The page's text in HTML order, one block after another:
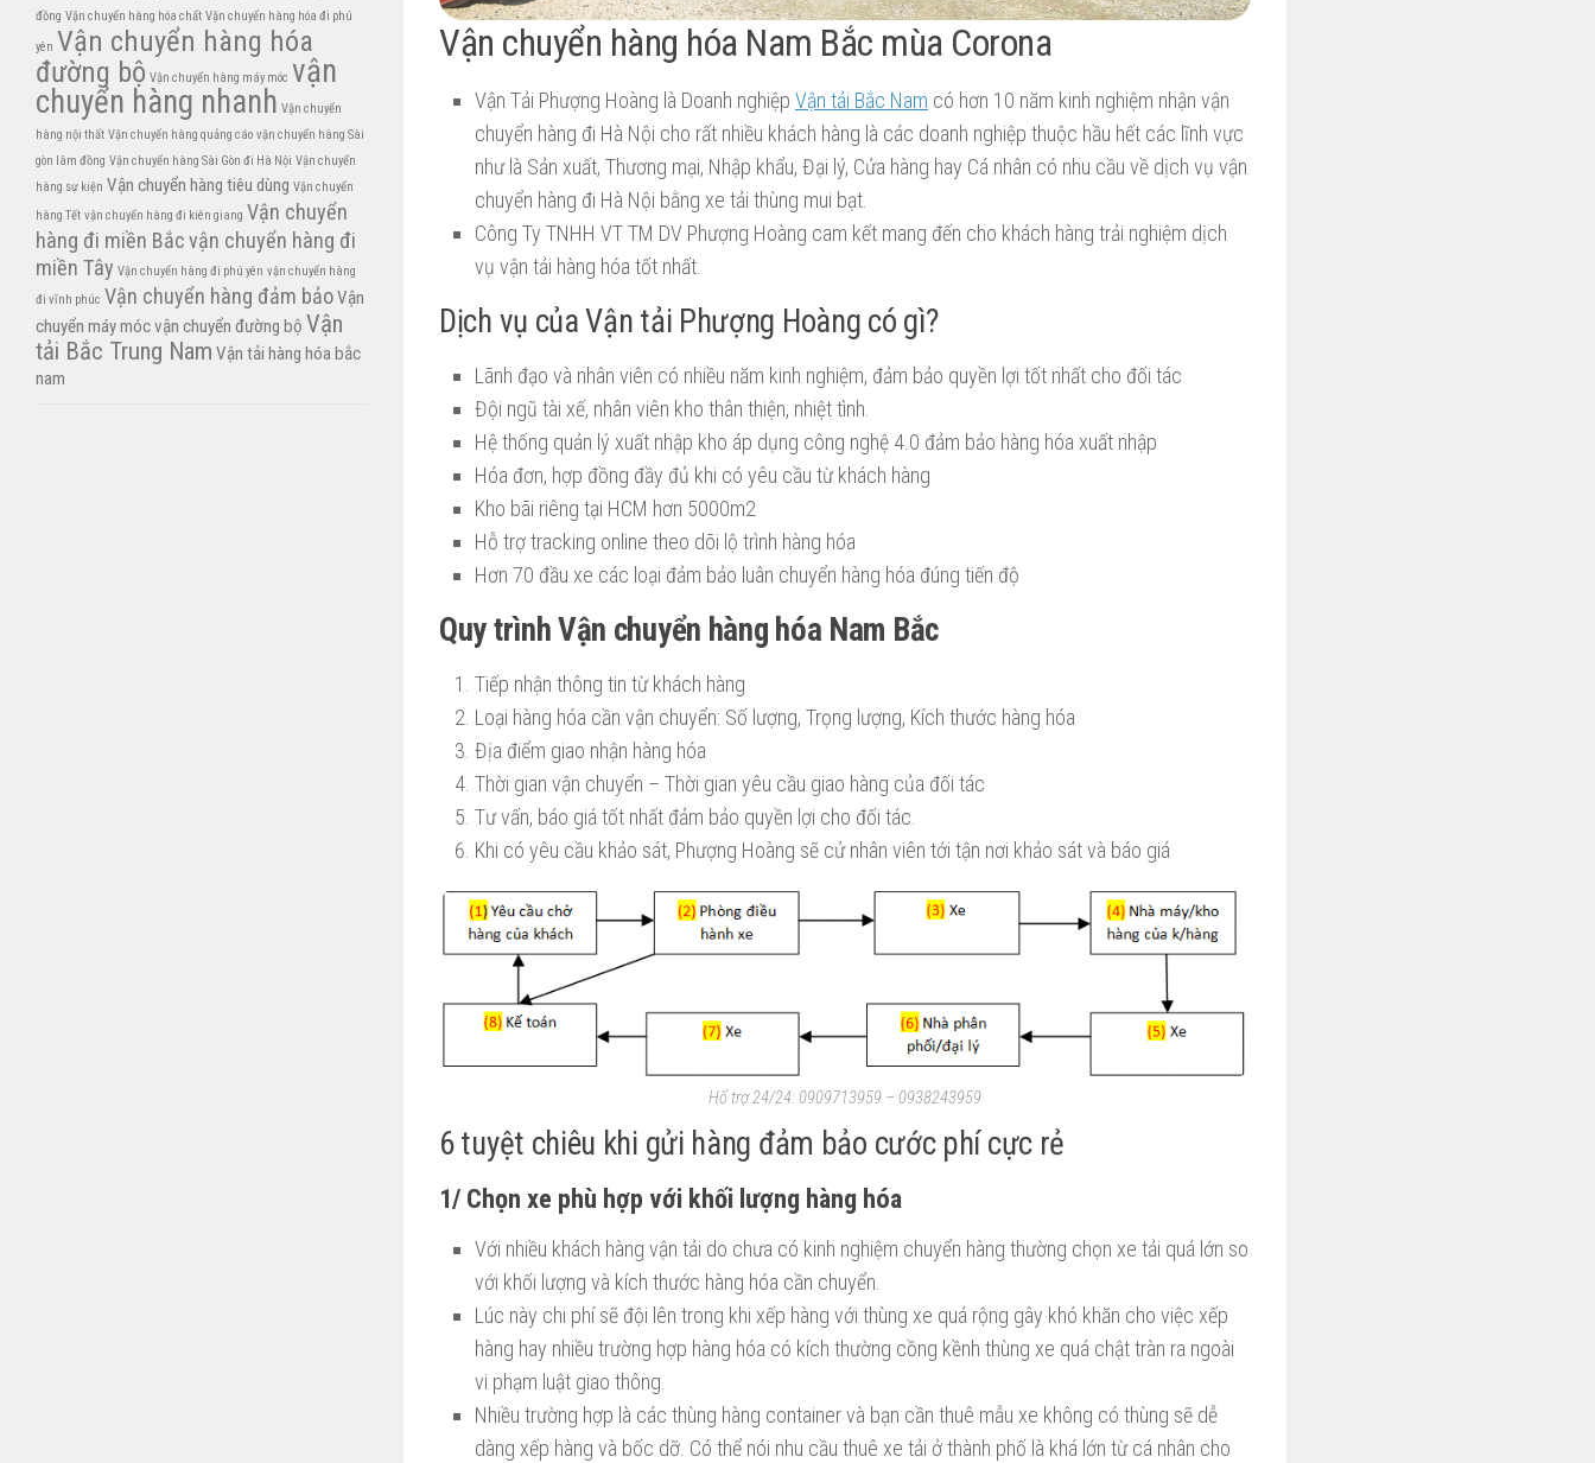
Vận chuyển hàng hóa Nam Bắc mùa Corona
Vận Tải Phượng Hoàng là Doanh nghiệp Vận tải Bắc Nam có hơn 10 năm kinh nghiệm nhận vận
chuyển hàng đi Hà Nội cho rất nhiều khách hàng là các doanh nghiệp thuộc hầu hết các lĩnh vực
như là Sản xuất, Thương mại, Nhập khẩu, Đại lý, Cửa hàng hay Cá nhân có nhu cầu về dịch vụ vận
chuyển hàng đi Hà Nội bằng xe tải thùng mui bạt.
Công Ty TNHH VT TM DV Phượng Hoàng cam kết mang đến cho khách hàng trải nghiệm dịch
vụ vận tải hàng hóa tốt nhất.
Dịch vụ của Vận tải Phượng Hoàng có gì?
Lãnh đạo và nhân viên có nhiều năm kinh nghiệm, đảm bảo quyền lợi tốt nhất cho đối tác
Đội ngũ tài xế, nhân viên kho thân thiện, nhiệt tình.
Hệ thống quản lý xuất nhập kho áp dụng công nghệ 4.0 đảm bảo hàng hóa xuất nhập
Hóa đơn, hợp đồng đầy đủ khi có yêu cầu từ khách hàng
Kho bãi riêng tại HCM hơn 5000m2
Hỗ trợ tracking online theo dõi lộ trình hàng hóa
Hơn 70 đầu xe các loại đảm bảo luân chuyển hàng hóa đúng tiến độ
Quy trình Vận chuyển hàng hóa Nam Bắc
Tiếp nhận thông tin từ khách hàng
Loại hàng hóa cần vận chuyển: Số lượng, Trọng lượng, Kích thước hàng hóa
Địa điểm giao nhận hàng hóa
Thời gian vận chuyển – Thời gian yêu cầu giao hàng của đối tác
Tư vấn, báo giá tốt nhất đảm bảo quyền lợi cho đối tác.
Khi có yêu cầu khảo sát, Phượng Hoàng sẽ cử nhân viên tới tận nơi khảo sát và báo giá
Hổ trợ 24/24: 0909713959 – 0938243959
6 tuyệt chiêu khi gửi hàng đảm bảo cước phí cực rẻ
1/ Chọn xe phù hợp với khối lượng hàng hóa
Với nhiều khách hàng vận tải do chưa có kinh nghiệm chuyển hàng thường chọn xe tải quá lớn so
với khối lượng và kích thước hàng hóa cần chuyển.
Lúc này chi phí sẽ đội lên trong khi xếp hàng với thùng xe quá rộng gây khó khăn cho việc xếp
hàng hay nhiều trường hợp hàng hóa có kích thường cồng kềnh thùng xe quá chật tràn ra ngoài
vi phạm luật giao thông.
Nhiều trường hợp là các thùng hàng container và bạn cần thuê mẫu xe không có thùng sẽ dễ
dàng xếp hàng và bốc dỡ. Có thể nói nhu cầu thuê xe tải ở thành phố là khá lớn từ cá nhân cho
đồng Vận chuyển hàng hóa chất Vận chuyển hàng hóa đi phú
yên Vận chuyển hàng hóa
đường bộ Vận chuyển hàng máy móc vận
chuyển hàng nhanh Vận chuyển
hàng nội thất Vận chuyển hàng quảng cáo vận chuyển hàng Sài
gòn lâm đồng Vận chuyển hàng Sài Gòn đi Hà Nội Vận chuyển
hàng sự kiện Vận chuyển hàng tiêu dùng Vận chuyển
hàng Tết vận chuyển hàng đi kiên giang Vận chuyển
hàng đi miền Bắcvận chuyển hàng đi
miền Tây Vận chuyển hàng đi phú yên vận chuyển hàng
đi vĩnh phúc Vận chuyển hàng đảm bảoVận
chuyển máy mócvận chuyển đường bộ Vận
tải Bắc Trung Nam Vận tải hàng hóa bắc
nam